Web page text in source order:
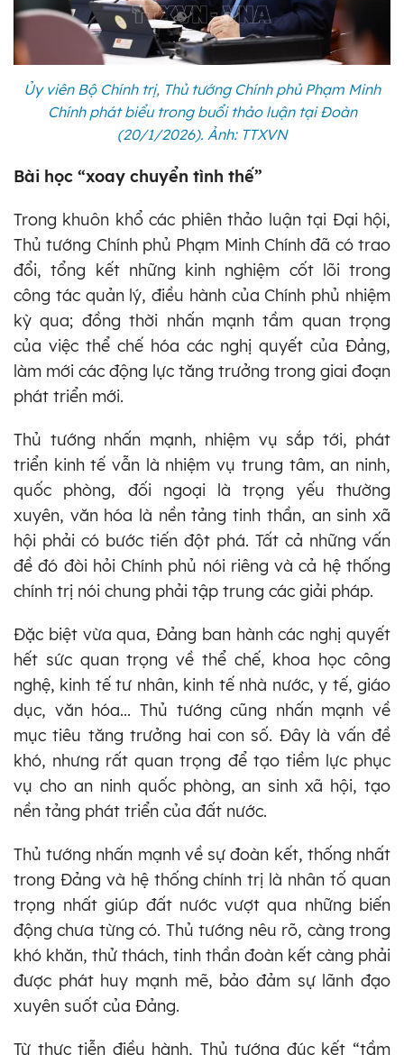
Ủy viên Bộ Chính trị, Thủ tướng Chính phủ Phạm Minh
Chính phát biểu trong buổi thảo luận tại Đoàn
(20/1/2026). Ảnh: TTXVN
Bài học “xoay chuyển tình thế”
Trong khuôn khổ các phiên thảo luận tại Đại hội,
Thủ tướng Chính phủ Phạm Minh Chính đã có trao
đổi, tổng kết những kinh nghiệm cốt lõi trong
công tác quản lý, điều hành của Chính phủ nhiệm
kỳ qua; đồng thời nhấn mạnh tầm quan trọng
của việc thể chế hóa các nghị quyết của Đảng,
làm mới các động lực tăng trưởng trong giai đoạn
phát triển mới.
Thủ tướng nhấn mạnh, nhiệm vụ sắp tới, phát
triển kinh tế vẫn là nhiệm vụ trung tâm, an ninh,
quốc phòng, đối ngoại là trọng yếu thường
xuyên, văn hóa là nền tảng tinh thần, an sinh xã
hội phải có bước tiến đột phá. Tất cả những vấn
đề đó đòi hỏi Chính phủ nói riêng và cả hệ thống
chính trị nói chung phải tập trung các giải pháp.
Đặc biệt vừa qua, Đảng ban hành các nghị quyết
hết sức quan trọng về thể chế, khoa học công
nghệ, kinh tế tư nhân, kinh tế nhà nước, y tế, giáo
dục, văn hóa... Thủ tướng cũng nhấn mạnh về
mục tiêu tăng trưởng hai con số. Đây là vấn đề
khó, nhưng rất quan trọng để tạo tiềm lực phục
vụ cho an ninh quốc phòng, an sinh xã hội, tạo
nền tảng phát triển của đất nước.
Thủ tướng nhấn mạnh về sự đoàn kết, thống nhất
trong Đảng và hệ thống chính trị là nhân tố quan
trọng nhất giúp đất nước vượt qua những biến
động chưa từng có. Thủ tướng nêu rõ, càng trong
khó khăn, thử thách, tinh thần đoàn kết càng phải
được phát huy mạnh mẽ, bảo đảm sự lãnh đạo
xuyên suốt của Đảng.
Từ thực tiễn điều hành, Thủ tướng đúc kết “tầm